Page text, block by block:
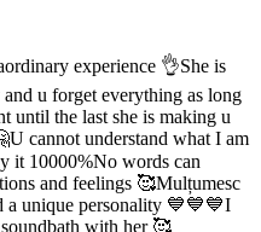
experience 👌She is
u forget everything as long
until the last she is making u
cannot understand what I am
it 10000%No words can
and feelings 🥰Mulțumesc
a unique personality 💙💙💙I
with her 🥰